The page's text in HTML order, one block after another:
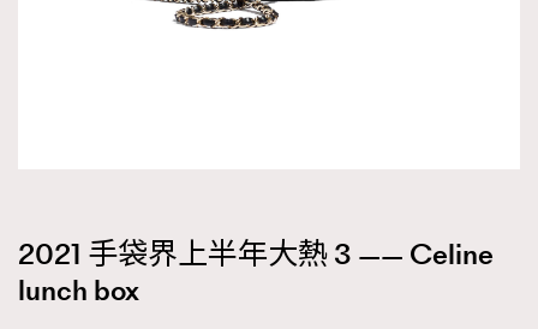
2021 手袋界上半年大熱 3 —— Celine
lunch box